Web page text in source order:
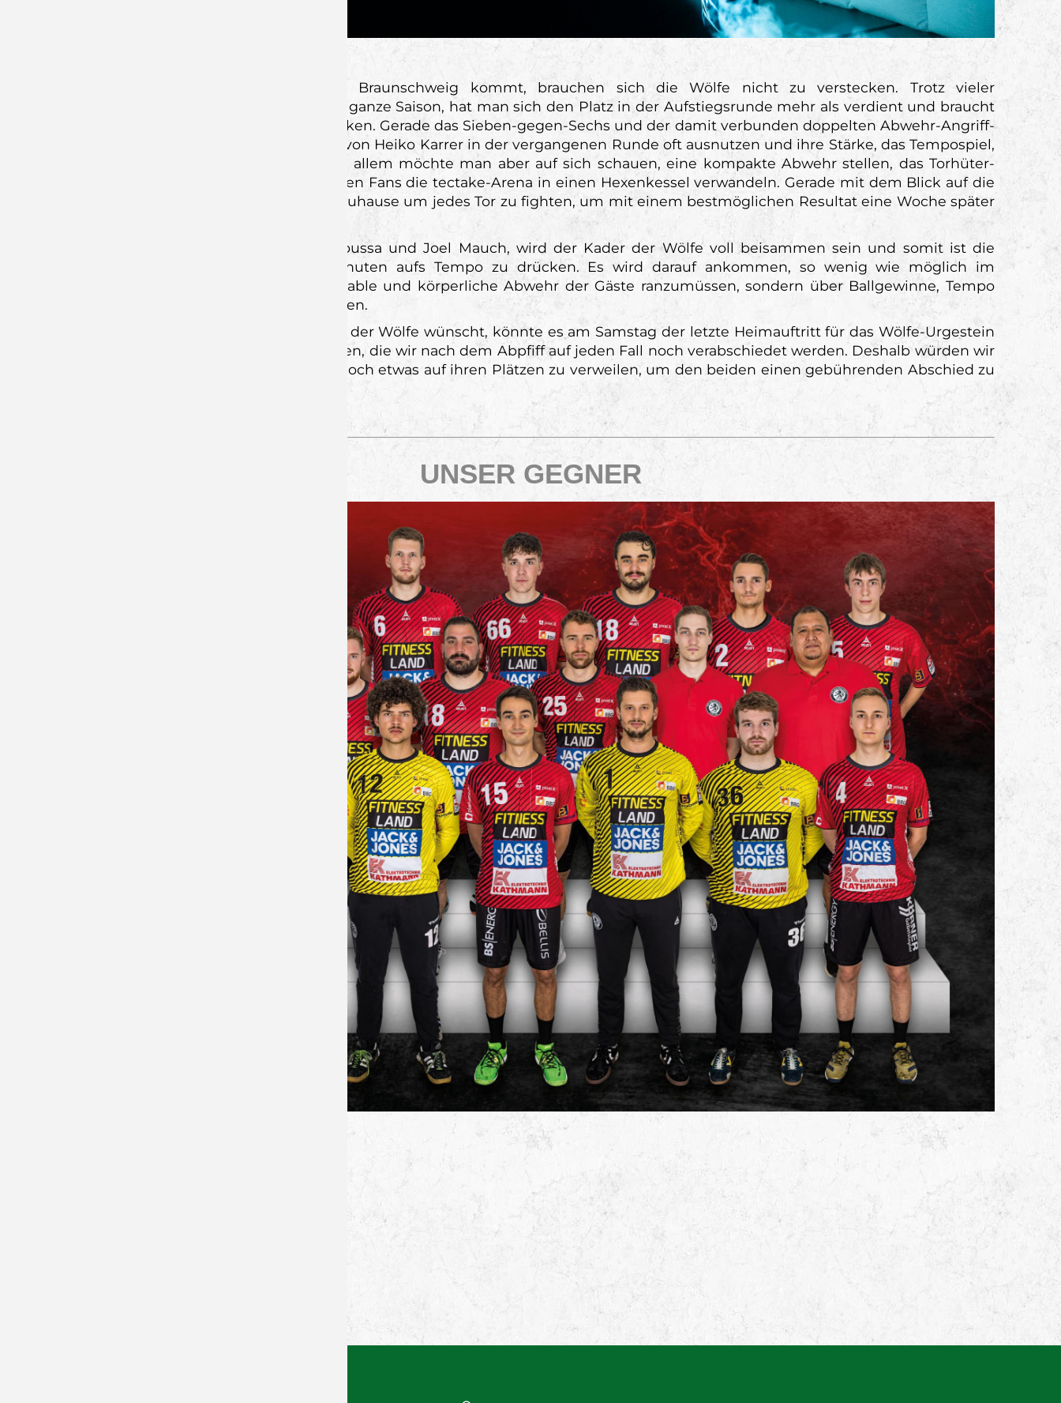
Doch bei aller Qualität, die da aus Braunschweig kommt, brauchen sich die Wölfe nicht zu verstecken. Trotz vieler
verletzungsbedingter Ausfälle über die ganze Saison, hat man sich den Platz in der Aufstiegsrunde mehr als verdient und braucht
sich dort vor keinem Gegner zu verstecken. Gerade das Sieben-gegen-Sechs und der damit verbunden doppelten Abwehr-Angriff-
Wechsel, ist etwas was die Mannschaft von Heiko Karrer in der vergangenen Runde oft ausnutzen und ihre Stärke, das Tempospiel,
gewinnbringend einsetzen konnte. Vor allem möchte man aber auf sich schauen, eine kompakte Abwehr stellen, das Torhüter-
Duell gewinnen und gemeinsam mit den Fans die tectake-Arena in einen Hexenkessel verwandeln. Gerade mit dem Blick auf die
Heimstärke der Niedersachsen, gilt es zuhause um jedes Tor zu fighten, um mit einem bestmöglichen Resultat eine Woche später
Bis auf die langzeitverletzten Noah Moussa und Joel Mauch, wird der Kader der Wölfe voll beisammen sein und somit ist die
Voraussetzung geschaffen, um 60 Minuten aufs Tempo zu drücken. Es wird darauf ankommen, so wenig wie möglich im
gebundenen Spiel gegen die sehr variable und körperliche Abwehr der Gäste ranzumüssen, sondern über Ballgewinne, Tempo
und einfache Tore zum Erfolg zu kommen.
Auch wenn es sich niemand auf Seiten der Wölfe wünscht, könnte es am Samstag der letzte Heimauftritt für das Wölfe-Urgestein
Patrick Schmidt und Moritz Ebert werden, die wir nach dem Abpfiff auf jeden Fall noch verabschiedet werden. Deshalb würden wir
alle Zuschauer bitten, nach Spielende noch etwas auf ihren Plätzen zu verweilen, um den beiden einen gebührenden Abschied zu
UNSER GEGNER